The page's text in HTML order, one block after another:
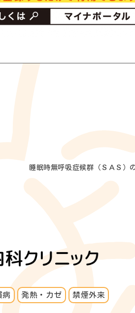
睡眠時無呼吸症候群（ＳＡＳ）
病 発熱・カゼ 禁煙外来